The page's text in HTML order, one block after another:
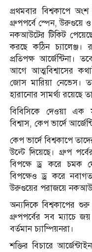
প্রথমবার বিশ্বকাপে
গ্রুপপর্বে স্পেন, উরুগুয়ে
নকআউটের টিকিট
করছে কঠিন
প্রতিপক্ষ আর্জেন্টিনা।
আগে আত্মবিশ্বাসের
জোস মারিয়া নেভেস।
হারানোর সামর্থ্য রয়েছে
বিবিসিকে দেওয়া এক
বিশ্বাস, কেপ ভার্দে
কেপ ভার্দে বিশ্বকাপে
উল্টে দিয়েছে। গ্রুপ
বিপক্ষে ড্র করে চমক
বিপক্ষেও ড্র করে
উরুগুয়ের পরাজয়ে নকআউট
অন্যদিকে বিশ্বকাপের শুরু
গ্রুপপর্বের সব ম্যাচে
বর্তমান চ্যাম্পিয়নরা।
শক্তির বিচারে